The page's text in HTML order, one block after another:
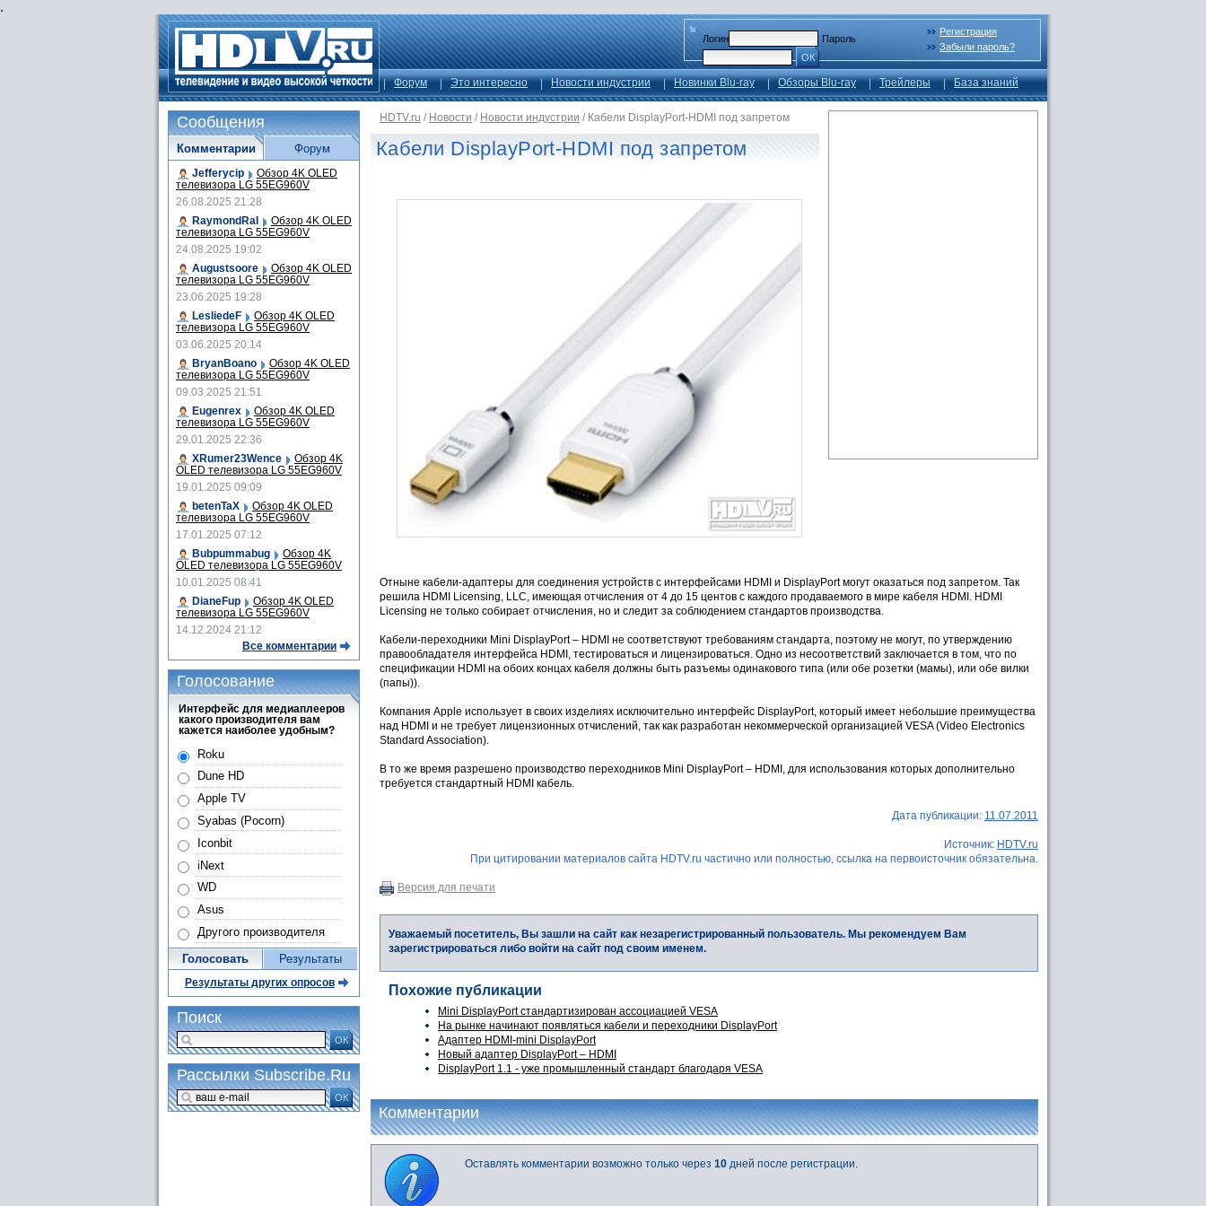
.
Логин
Пароль
ОК
Регистрация
Забыли пароль?
Форум Это интересно Новости индустрии Новинки Blu-ray Обзоры Blu-ray Трейлеры База знаний
HDTV.ru / Новости / Новости индустрии / Кабели DisplayPort-HDMI под запретом
Кабели DisplayPort-HDMI под запретом
Отныне кабели-адаптеры для соединения устройств с интерфейсами HDMI и DisplayPort могут оказаться под запретом. Так
решила HDMI Licensing, LLC, имеющая отчисления от 4 до 15 центов с каждого продаваемого в мире кабеля HDMI. HDMI
Licensing не только собирает отчисления, но и следит за соблюдением стандартов производства.
Кабели-переходники Mini DisplayPort – HDMI не соответствуют требованиям стандарта, поэтому не могут, по утверждению
правообладателя интерфейса HDMI, тестироваться и лицензироваться. Одно из несоответствий заключается в том, что по
спецификации HDMI на обоих концах кабеля должны быть разъемы одинакового типа (или обе розетки (мамы), или обе вилки
(папы)).
Компания Apple использует в своих изделиях исключительно интерфейс DisplayPort, который имеет небольшие преимущества
над HDMI и не требует лицензионных отчислений, так как разработан некоммерческой организацией VESA (Video Electronics
Standard Association).
В то же время разрешено производство переходников Mini DisplayPort – HDMI, для использования которых дополнительно
требуется стандартный HDMI кабель.
Дата публикации: 11.07.2011
Источник: HDTV.ru
При цитировании материалов сайта HDTV.ru частично или полностью, ссылка на первоисточник обязательна.
Версия для печати
Уважаемый посетитель, Вы зашли на сайт как незарегистрированный пользователь. Мы рекомендуем Вам
зарегистрироваться либо войти на сайт под своим именем.
Похожие публикации
Mini DisplayPort стандартизирован ассоциацией VESA
На рынке начинают появляться кабели и переходники DisplayPort
Адаптер HDMI-mini DisplayPort
Новый адаптер DisplayPort – HDMI
DisplayPort 1.1 - уже промышленный стандарт благодаря VESA
Комментарии
Оставлять комментарии возможно только через 10 дней после регистрации.
Сообщения
Комментарии
Jefferycip Обзор 4K OLED
телевизора LG 55EG960V
26.08.2025 21:28
RaymondRal
Обзор 4K OLED
телевизора LG 55EG960V
24.08.2025 19:02
Augustsoore
Обзор 4K OLED
телевизора LG 55EG960V
23.06.2025 19:28
LesliedeF
Обзор 4K OLED
телевизора LG 55EG960V
03.06.2025 20:14
BryanBoano
Обзор 4K OLED
телевизора LG 55EG960V
09.03.2025 21:51
Eugenrex
Обзор 4K OLED
телевизора LG 55EG960V
29.01.2025 22:36
XRumer23Wence
Обзор 4K
OLED телевизора LG 55EG960V
19.01.2025 09:09
betenTaX
Обзор 4K OLED
телевизора LG 55EG960V
17.01.2025 07:12
Bubpummabug
Обзор 4K
OLED телевизора LG 55EG960V
10.01.2025 08:41
DianeFup
Обзор 4K OLED
телевизора LG 55EG960V
14.12.2024 21:12
Все комментарии
Форум
Голосование
Интерфейс для медиаплееров
какого производителя вам
кажется наиболее удобным?
Roku
Dune HD
Apple TV
Syabas (Pocorn)
Iconbit
iNext
WD
Asus
Другого производителя
Голосовать Результаты
Результаты других опросов
Поиск
ОК
Рассылки Subscribe.Ru
ОК